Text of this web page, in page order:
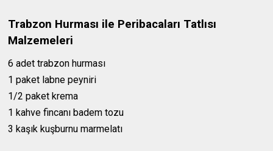
Trabzon Hurması ile Peribacaları Tatlısı
Malzemeleri
6 adet trabzon hurması
1 paket labne peyniri
1/2 paket krema
1 kahve fincanı badem tozu
3 kaşık kuşburnu marmelatı